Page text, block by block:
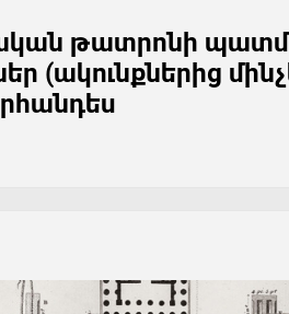
թատրոնի
(ակունքներից